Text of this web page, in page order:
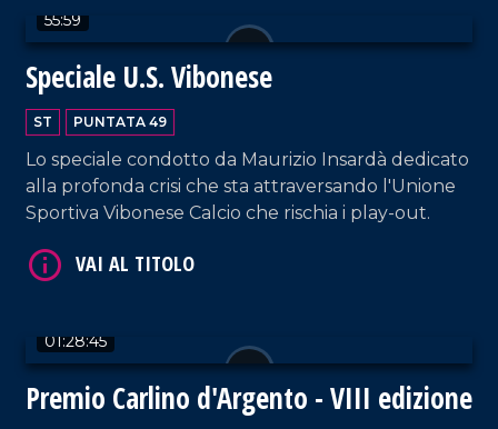
55:59
Speciale U.S. Vibonese
ST PUNTATA 49
Lo speciale condotto da Maurizio Insardà dedicato
alla profonda crisi che sta attraversando l'Unione
Sportiva Vibonese Calcio che rischia i play-out.
01:28:45
Premio Carlino d'Argento - VIII edizione
VAI AL TITOLO